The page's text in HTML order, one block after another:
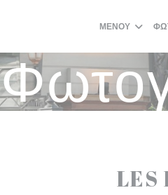
ΜΕΝΟΎ
LES